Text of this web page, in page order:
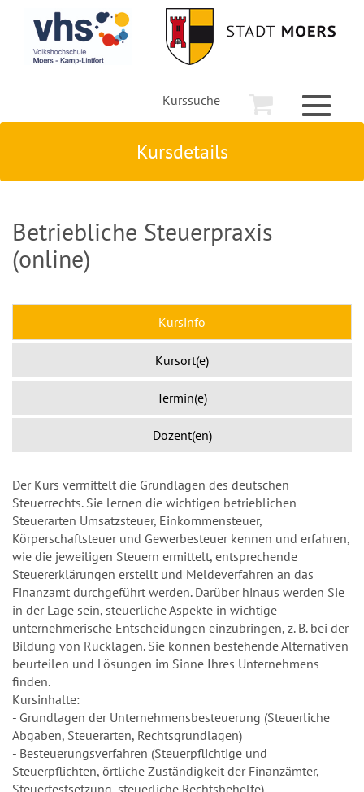
Kurssuche
Toggle
Kursdetails
Betriebliche Steuerpraxis
(online)
Kursinfo
Kursort(e)
Termin(e)
Dozent(en)
Der Kurs vermittelt die Grundlagen des deutschen
Steuerrechts. Sie lernen die wichtigen betrieblichen
Steuerarten Umsatzsteuer, Einkommensteuer,
Körperschaftsteuer und Gewerbesteuer kennen und erfahren,
wie die jeweiligen Steuern ermittelt, entsprechende
Steuererklärungen erstellt und Meldeverfahren an das
Finanzamt durchgeführt werden. Darüber hinaus werden Sie
in der Lage sein, steuerliche Aspekte in wichtige
unternehmerische Entscheidungen einzubringen, z. B. bei der
Bildung von Rücklagen. Sie können bestehende Alternativen
beurteilen und Lösungen im Sinne Ihres Unternehmens
finden.
Kursinhalte:
- Grundlagen der Unternehmensbesteuerung (Steuerliche
Abgaben, Steuerarten, Rechtsgrundlagen)
- Besteuerungsverfahren (Steuerpflichtige und
Steuerpflichten, örtliche Zuständigkeit der Finanzämter,
Steuerfestsetzung, steuerliche Rechtsbehelfe)